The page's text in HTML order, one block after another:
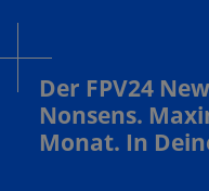
Der FPV24
Nonsens.
Monat. In